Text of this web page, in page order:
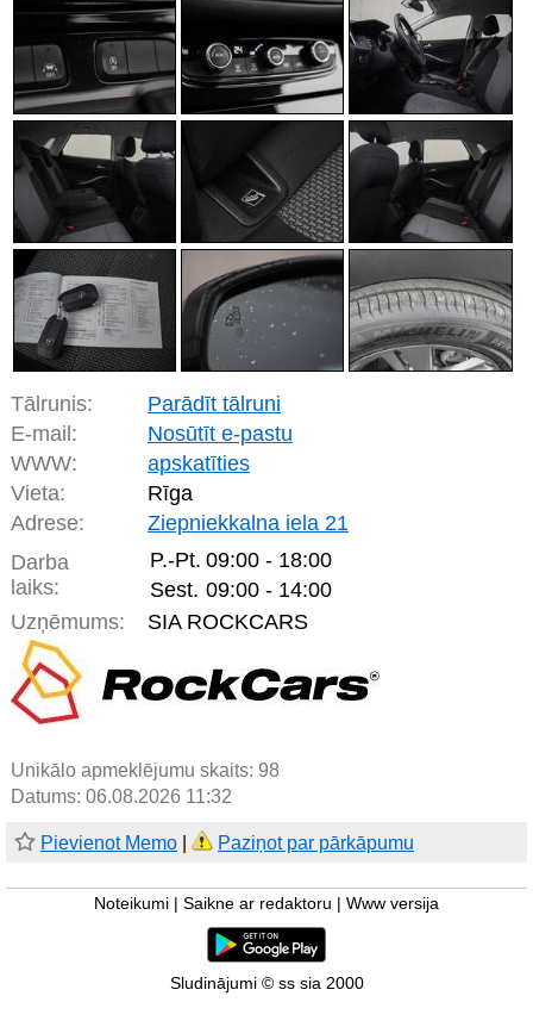
Tālrunis:
Parādīt tālruni
E-mail:
Nosūtīt e-pastu
WWW:
apskatīties
Vieta:
Rīga
Adrese:
Ziepniekkalna iela 21
Darba
laiks:
P.-Pt. 09:00 - 18:00
Sest. 09:00 - 14:00
Uzņēmums:
SIA ROCKCARS
Unikālo apmeklējumu skaits: 98
Datums: 06.08.2026 11:32
Pievienot Memo Paziņot par pārkāpumu
Noteikumi Saikne ar redaktoru Www versija
Sludinājumi © ss sia 2000